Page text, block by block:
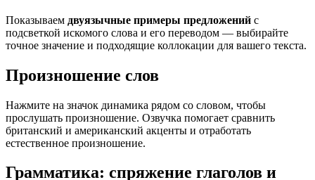
Показываем двуязычные примеры предложений с
подсветкой искомого слова и его переводом — выбирайте
точное значение и подходящие коллокации для вашего текста.
Произношение слов
Нажмите на значок динамика рядом со словом, чтобы
прослушать произношение. Озвучка помогает сравнить
британский и американский акценты и отработать
естественное произношение.
Грамматика: спряжение глаголов и